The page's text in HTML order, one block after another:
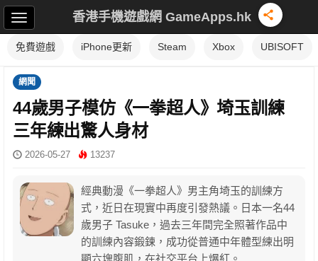
香港手機遊戲網 GameApps.hk
免費遊戲 iPhone更新 Steam Xbox UBISOFT
網聞
44歲男子模仿《一拳超人》埼玉訓練
三年練出驚人身材
2026-05-27 13237
經典動漫《一拳超人》男主角埼玉的訓練方
式，近日在現實中再度引發熱議。日本一名44
歲男子 Tasuke，過去三年間完全照著作品中
的訓練內容鍛鍊，成功從普通中年體型練出明
顯六塊腹肌，在社交平台上爆紅。